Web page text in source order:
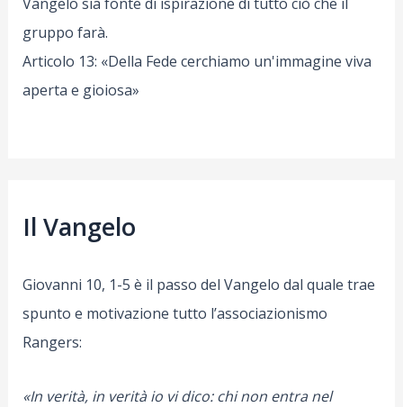
Vangelo sia fonte di ispirazione di tutto ciò che il
gruppo farà.
Articolo 13: «Della Fede cerchiamo un'immagine viva
aperta e gioiosa»
Il Vangelo
Giovanni 10, 1-5 è il passo del Vangelo dal quale trae
spunto e motivazione tutto l’associazionismo
Rangers:
«In verità, in verità io vi dico: chi non entra nel